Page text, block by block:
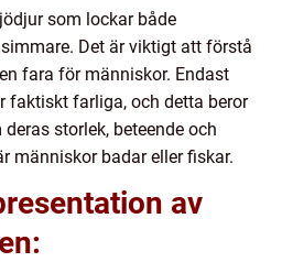
som lockar både
Det är viktigt att förstå
fara för människor. Endast
faktiskt farliga, och detta beror
storlek, beteende och
människor badar eller fiskar.
av